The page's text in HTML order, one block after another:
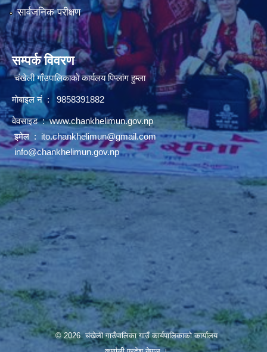
सार्वजनिक परीक्षण
सम्पर्क विवरण
चंखेली गाँउपालिकाकाे कार्यलय पिप्लांग हुम्ला
माेबाइल नं : 9858391882
वेवसाइड :www.chankhelimun.gov.np
इमेल : ito.chankhelimun@gmail.com
info@chankhelimun.gov.np
© 2026 चंखेली गाउँपालिका गाउँ कार्यपालिकाको कार्यालय